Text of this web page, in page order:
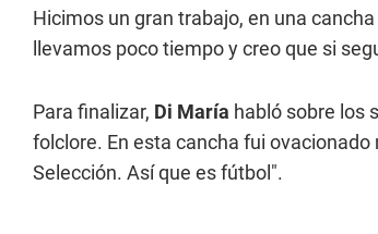
Hicimos un gran trabajo, en una
llevamos poco tiempo y creo que si
Para finalizar, Di María habló sobre los
folclore. En esta cancha fui
Selección. Así que es fútbol".